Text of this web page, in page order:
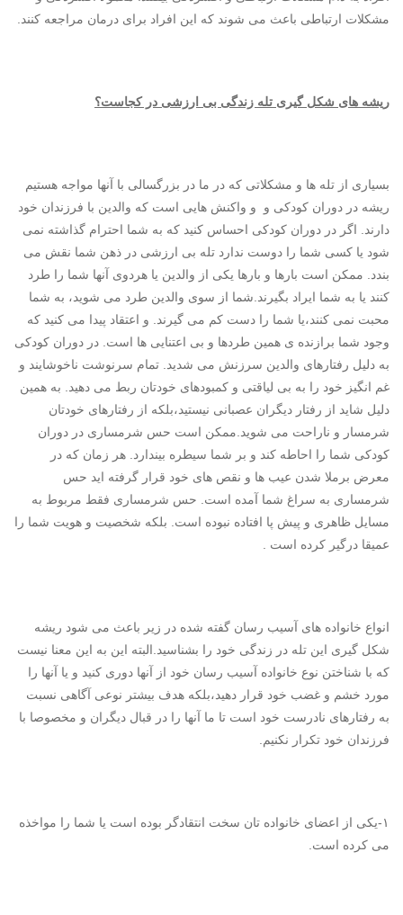
مشکلات ارتباطی باعث می شوند که این افراد برای درمان مراجعه کنند.
ریشه های شکل گیری تله زندگی بی ارزشی در کجاست؟
بسیاری از تله ها و مشکلاتی که در ما در بزرگسالی با آنها مواجه هستیم
ریشه در دوران کودکی و و واکنش هایی است که والدین با فرزندان خود
دارند. اگر در دوران کودکی احساس کنید که به شما احترام گذاشته نمی
شود یا کسی شما را دوست ندارد تله بی ارزشی در ذهن شما نقش می
بندد. ممکن است بارها و بارها یکی از والدین یا هردوی آنها شما را طرد
کنند یا به شما ایراد بگیرند.شما از سوی والدین طرد می شوید، به شما
محبت نمی کنند،یا شما را دست کم می گیرند. و اعتقاد پیدا می کنید که
وجود شما برازنده ی همین طردها و بی اعتنایی ها است. در دوران کودکی
به دلیل رفتارهای والدین سرزنش می شدید. تمام سرنوشت ناخوشایند و
غم انگیز خود را به بی لیاقتی و کمبودهای خودتان ربط می دهید. به همین
دلیل شاید از رفتار دیگران عصبانی نیستید،بلکه از رفتارهای خودتان
شرمسار و ناراحت می شوید.ممکن است حس شرمساری در دوران
کودکی شما را احاطه کند و بر شما سیطره بیندارد. هر زمان که در
معرض برملا شدن عیب ها و نقص های خود قرار گرفته اید حس
شرمساری به سراغ شما آمده است. حس شرمساری فقط مربوط به
مسایل ظاهری و پیش پا افتاده نبوده است. بلکه شخصیت و هویت شما را
عمیقا درگیر کرده است .
انواع خانواده های آسیب رسان گفته شده در زیر باعث می شود ریشه
شکل گیری این تله در زندگی خود را بشناسید.البته این به این معنا نیست
که با شناختن نوع خانواده آسیب رسان خود از آنها دوری کنید و یا آنها را
مورد خشم و غضب خود قرار دهید،بلکه هدف بیشتر نوعی آگاهی نسبت
به رفتارهای نادرست خود است تا ما آنها را در قبال دیگران و مخصوصا با
فرزندان خود تکرار نکنیم.
۱-یکی از اعضای خانواده تان سخت انتقادگر بوده است یا شما را مواخذه
می کرده است.